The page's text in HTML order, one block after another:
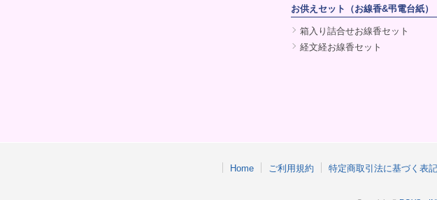
お供えセット（お線香&弔電台紙）
箱入り詰合せお線香セット
経文経お線香セット
Home ご利用規約 特定商取引法に基づく表記